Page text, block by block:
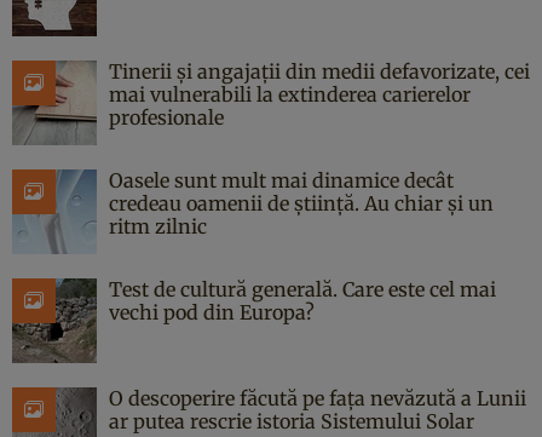
Tinerii și angajații din medii defavorizate, cei
mai vulnerabili la extinderea carierelor
profesionale
Oasele sunt mult mai dinamice decât
credeau oamenii de știință. Au chiar și un
ritm zilnic
Test de cultură generală. Care este cel mai
vechi pod din Europa?
O descoperire făcută pe fața nevăzută a Lunii
ar putea rescrie istoria Sistemului Solar